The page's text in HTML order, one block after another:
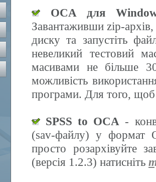
OCA для
Завантаживши zip-
диску та запустіть
невеликий тестовий
масивами не більше
можливість
програми. Для того, щоб
SPSS to OCA -
(sav-файлу) у формат
просто розархівуйте
(версія 1.2.3) натисніть